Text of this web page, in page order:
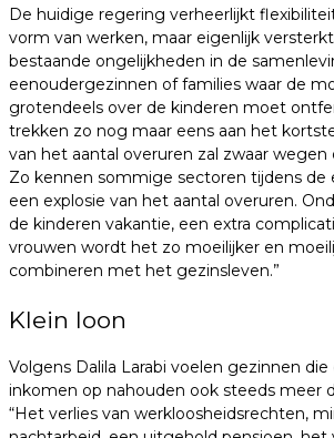
De huidige regering verheerlijkt
vorm van werken, maar eigenlijk
bestaande ongelijkheden in de
eenoudergezinnen of families waar de
grotendeels over de kinderen moet
trekken zo nog maar eens aan het
van het aantal overuren zal zwaar
Zo kennen sommige sectoren tijdens de
een explosie van het aantal overuren.
de kinderen vakantie, een extra
vrouwen wordt het zo moeilijker en
combineren met het gezinsleven.”
Klein loon
Volgens Dalila Larabi voelen gezinnen die
inkomen op nahouden ook steeds meer
“Het verlies van werkloosheidsrechten,